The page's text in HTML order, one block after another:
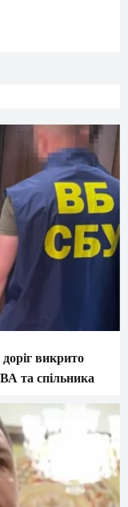
викрито
та спільника